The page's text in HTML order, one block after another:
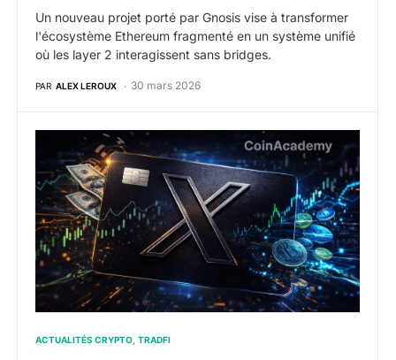
Un nouveau projet porté par Gnosis vise à transformer
l'écosystème Ethereum fragmenté en un système unifié
où les layer 2 interagissent sans bridges.
PAR ALEX LEROUX 30 mars 2026
X recrute l’ex-chef produit d’Aave Benji Taylor avant
ACTUALITÉS CRYPTO TRADFI